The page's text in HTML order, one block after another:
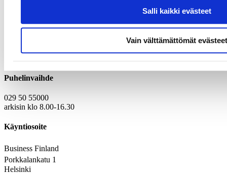
Salli kaikki evästeet
Vain välttämättömät evästeet
Yhteystiedot
Puhelinvaihde
029 50 55000
arkisin klo 8.00-16.30
Käyntiosoite
Business Finland
Porkkalankatu 1
Helsinki